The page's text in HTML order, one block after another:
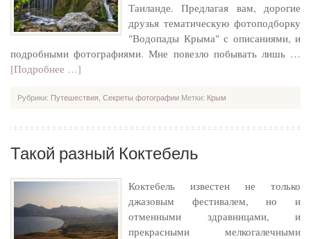
Таиланде. Предлагая вам, дорогие
друзья тематическую фотоподборку
"Водопады Крыма" с описаниями, и
подробными фотографиями. Мне повезло побывать лишь …
[Подробнее …]
Рубрики: Путешествия Секреты фотографии Метки: Крым
Такой разный Коктебель
Коктебель известен не только
джазовым фестивалем, но и
отменными здравницами, и
прекрасными мелкогалечными